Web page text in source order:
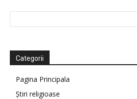
Categorii
Pagina Principala
Știri religioase